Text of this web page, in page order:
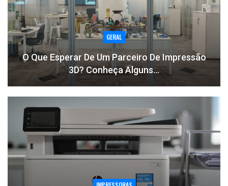
GERAL
O Que Esperar De Um Parceiro De Impressão
3D? Conheça Alguns…